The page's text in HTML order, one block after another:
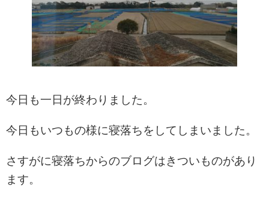
今日も一日が終わりました。
今日もいつもの様に寝落ちをしてしまいました。
さすがに寝落ちからのブログはきついものがあり
ます。